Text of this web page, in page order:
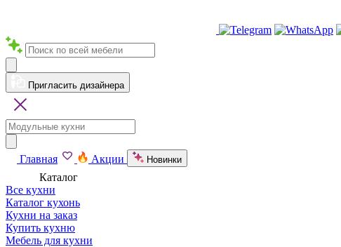
Пригласить дизайнера
Главная Акции Новинки
Каталог
Все кухни
Каталог кухонь
Кухни на заказ
Купить кухню
Мебель для кухни